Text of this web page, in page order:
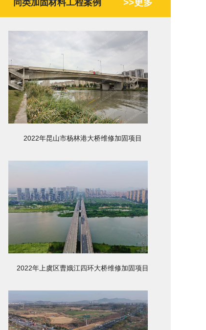
同类加固材料工程案例 >>更多
2022年昆山市杨林港大桥维修加固项目
2022年上虞区曹娥江四环大桥维修加固项目